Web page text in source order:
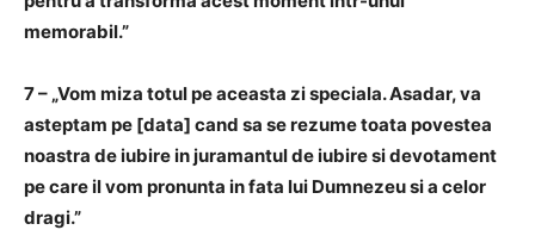
memorabil.”
7 – „Vom miza totul pe aceasta zi speciala. Asadar, va
asteptam pe [data] cand sa se rezume toata povestea
noastra de iubire in juramantul de iubire si devotament
pe care il vom pronunta in fata lui Dumnezeu si a celor
dragi.”